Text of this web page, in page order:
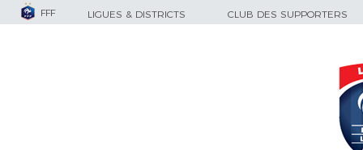
FFF LIGUES & DISTRICTS CLUB DES SUPPORTERS